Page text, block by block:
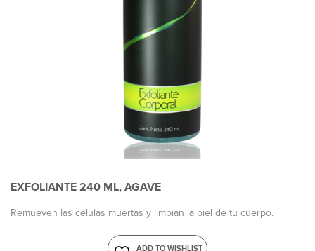
EXFOLIANTE 240 ML, AGAVE
Remueven las células muertas y limpian la piel de tu cuerpo.
ADD TO WISHLIST